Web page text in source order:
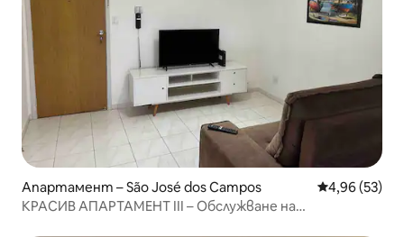
Апартамент – São José dos Campos Средна
4,96 (53)
КРАСИВ АПАРТАМЕНТ III – Обслужване на